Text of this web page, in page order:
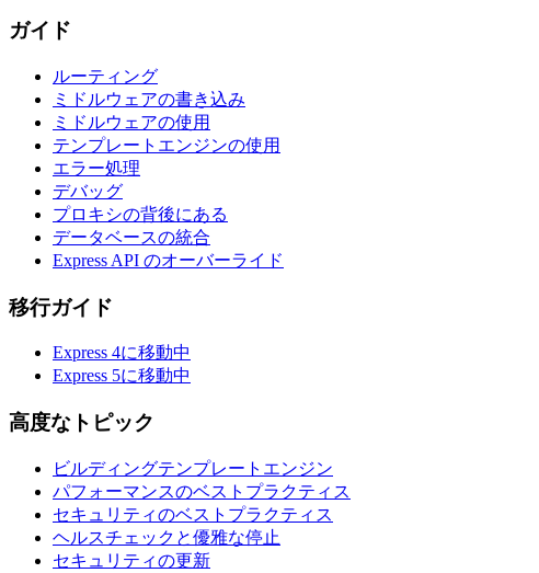
ガイド
ルーティング
ミドルウェアの書き込み
ミドルウェアの使用
テンプレートエンジンの使用
エラー処理
デバッグ
プロキシの背後にある
データベースの統合
Express API のオーバーライド
移行ガイド
Express 4に移動中
Express 5に移動中
高度なトピック
ビルディングテンプレートエンジン
パフォーマンスのベストプラクティス
セキュリティのベストプラクティス
ヘルスチェックと優雅な停止
セキュリティの更新